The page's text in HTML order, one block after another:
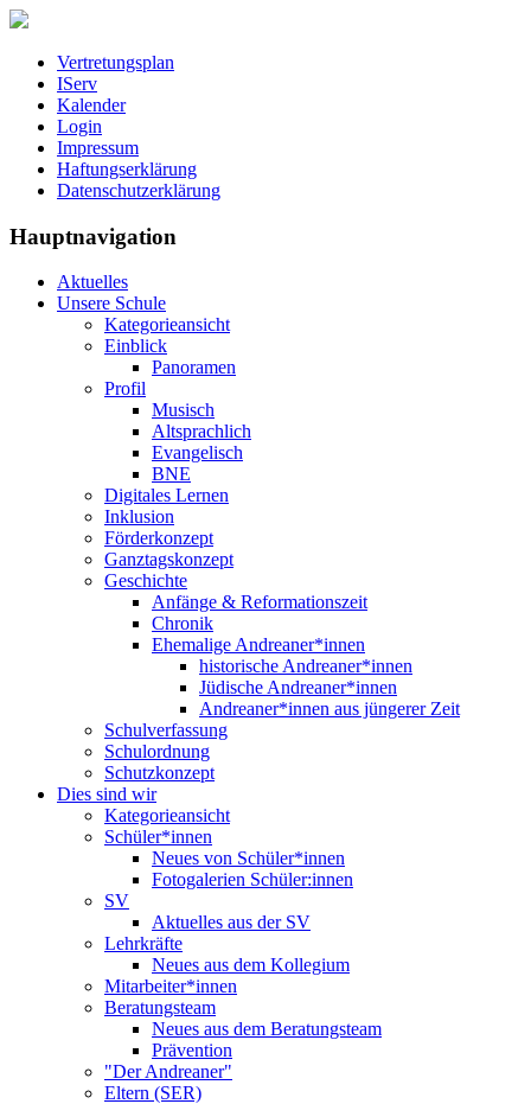
Vertretungsplan
IServ
Kalender
Login
Impressum
Haftungserklärung
Datenschutzerklärung
Hauptnavigation
Aktuelles
Unsere Schule
Kategorieansicht
Einblick
Panoramen
Profil
Musisch
Altsprachlich
Evangelisch
BNE
Digitales Lernen
Inklusion
Förderkonzept
Ganztagskonzept
Geschichte
Anfänge & Reformationszeit
Chronik
Ehemalige Andreaner*innen
historische Andreaner*innen
Jüdische Andreaner*innen
Andreaner*innen aus jüngerer Zeit
Schulverfassung
Schulordnung
Schutzkonzept
Dies sind wir
Kategorieansicht
Schüler*innen
Neues von Schüler*innen
Fotogalerien Schüler:innen
SV
Aktuelles aus der SV
Lehrkräfte
Neues aus dem Kollegium
Mitarbeiter*innen
Beratungsteam
Neues aus dem Beratungsteam
Prävention
"Der Andreaner"
Eltern (SER)